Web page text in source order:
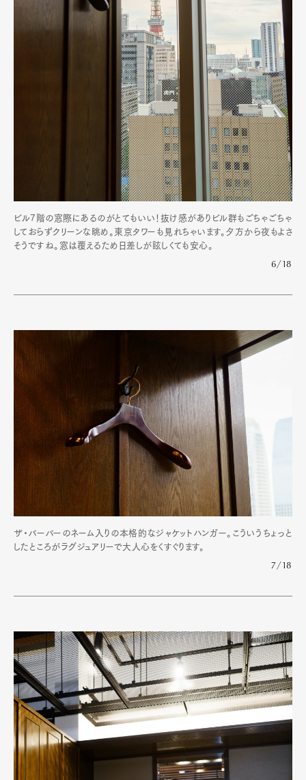
ビル7階の窓際にあるのがとてもいい！抜け感がありビル群もごちゃごちゃ
しておらずクリーンな眺め。東京タワーも見れちゃいます。夕方から夜もよさ
そうですね。窓は覆えるため日差しが眩しくても安心。
6/18
ザ・バーバーのネーム入りの本格的なジャケットハンガー。こういうちょっと
したところがラグジュアリーで大人心をくすぐります。
7/18